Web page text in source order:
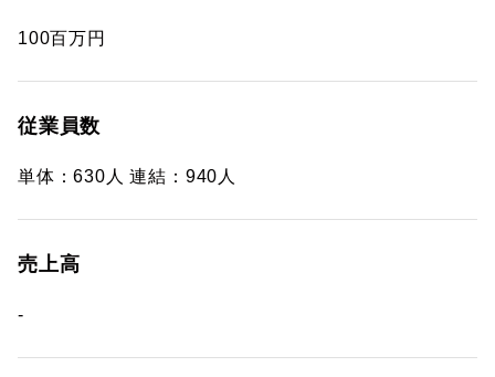
100百万円
従業員数
単体：630人 連結：940人
売上高
-